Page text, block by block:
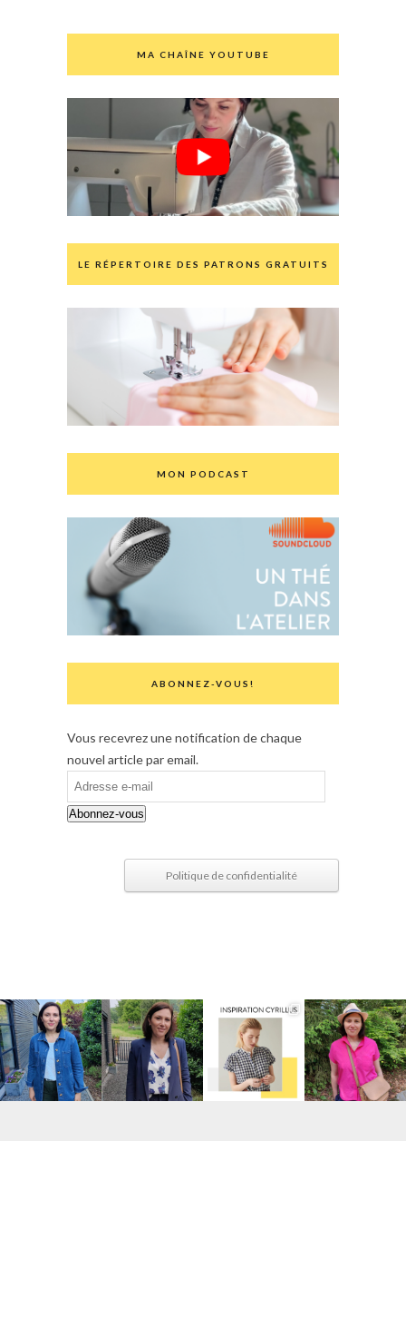
MA CHAÎNE YOUTUBE
LE RÉPERTOIRE DES PATRONS GRATUITS
MON PODCAST
ABONNEZ-VOUS!
Vous recevrez une notification de chaque
nouvel article par email.
Adresse
e-
mail
Abonnez-vous
Politique de confidentialité